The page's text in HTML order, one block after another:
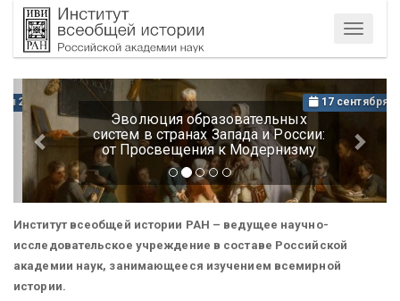
Меню
Эволюция образовательных
систем в странах Запада и России:
от Просвещения к Модернизму
17 сентября
Предыдущий
Институт всеобщей истории РАН – ведущее научно-
исследовательское учреждение в составе Российской
академии наук, занимающееся изучением всемирной
истории.